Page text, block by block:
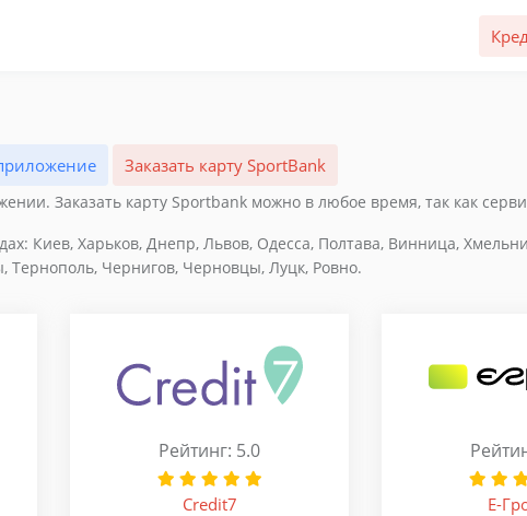
Заказать карту SportBank
Заказать карту Sportbank можно в любое время, так как
Киев, Харьков, Днепр, Львов, Одесса, Полтава, Винница,
Чернигов, Черновцы, Луцк, Ровно.
Рейтинг: 5.0
Credit7 Е-